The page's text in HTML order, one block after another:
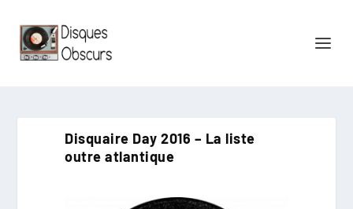
Disquaire Day 2016 – La liste
outre atlantique